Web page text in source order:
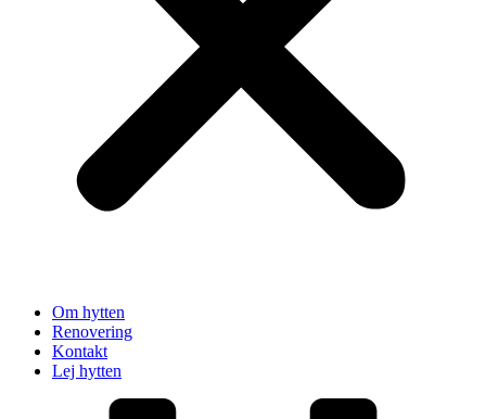
Om hytten
Renovering
Kontakt
Lej hytten